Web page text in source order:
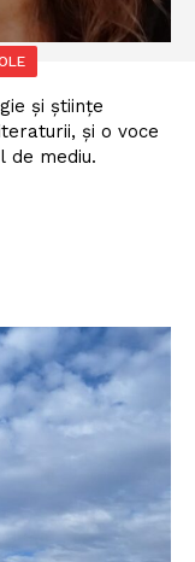
și științe
și o voce
de mediu.